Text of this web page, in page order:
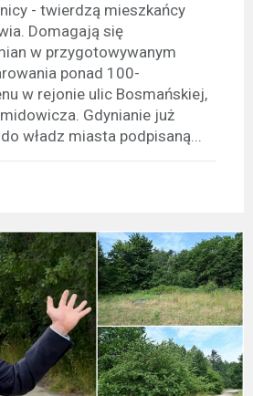
- twierdzą mieszkańcy
Domagają się
w przygotowywanym
ponad 100-
w rejonie ulic Bosmańskiej,
Gdynianie już
władz miasta podpisaną...